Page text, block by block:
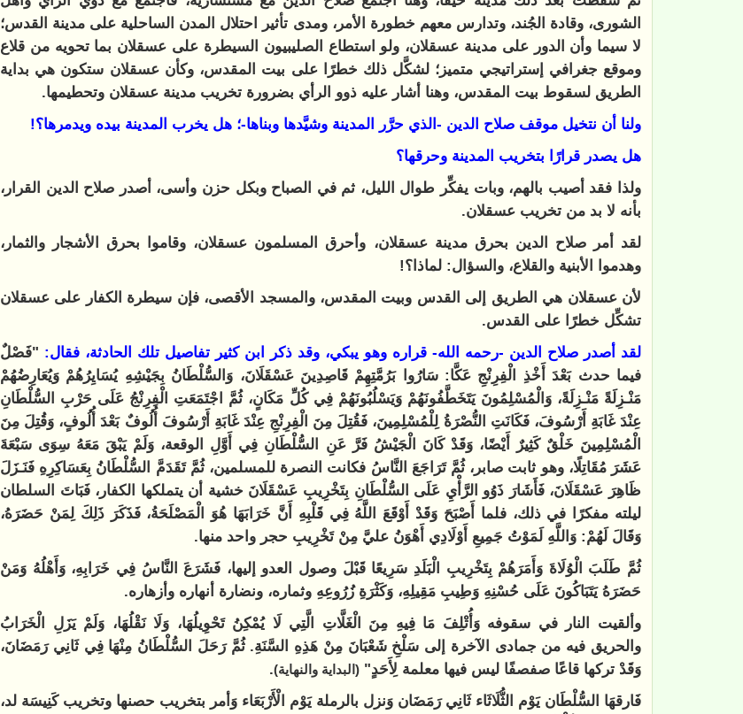
الشورى، وقادة الجُند، وتدارس معهم خطورة الأمر، ومدى تأثير احتلال المدن الساحلية على مدينة القدس؛
لا سيما وأن الدور على مدينة عسقلان، ولو استطاع الصليبيون السيطرة على عسقلان بما تحويه من قلاع
وموقع جغرافي إستراتيجي متميز؛ لشكَّل ذلك خطرًا على بيت المقدس، وكأن عسقلان ستكون هي بداية
الطريق لسقوط بيت المقدس، وهنا أشار عليه ذوو الرأي بضرورة تخريب مدينة عسقلان وتحطيمها.
ولنا أن نتخيل موقف صلاح الدين -الذي حرَّر المدينة وشيَّدها وبناها-؛ هل يخرب المدينة بيده ويدمرها؟!
هل يصدر قرارًا بتخريب المدينة وحرقها؟
ولذا فقد أصيب بالهم، وبات يفكِّر طوال الليل، ثم في الصباح وبكل حزن وأسى، أصدر صلاح الدين القرار،
بأنه لا بد من تخريب عسقلان.
لقد أمر صلاح الدين بحرق مدينة عسقلان، وأحرق المسلمون عسقلان، وقاموا بحرق الأشجار والثمار،
وهدموا الأبنية والقلاع، والسؤال: لماذا؟!
لأن عسقلان هي الطريق إلى القدس وبيت المقدس، والمسجد الأقصى، فإن سيطرة الكفار على عسقلان
تشكِّل خطرًا على القدس.
لقد أصدر صلاح الدين -رحمه الله- قراره وهو يبكي، وقد ذكر ابن كثير تفاصيل تلك الحادثة، فقال: "فَصْلٌ
فيما حدث بَعْدَ أَخْذِ الْفِرِنْجِ عَكَّا: سَارُوا بَرُمَّتِهِمْ قَاصِدِينَ عَسْقَلَانَ، وَالسُّلْطَانُ بِجَيْشِهِ يُسَايِرُهُمْ وَيُعَارِضُهُمْ
مَنْـزِلَةً مَنْـزِلَةً، وَالْمُسْلِمُونَ يَتَخَطَّفُونَهُمْ وَيَسْلُبُونَهُمْ فِي كُلِّ مَكَانٍ، ثُمَّ اجْتَمَعَتِ الْفِرِنْجُ عَلَى حَرْبِ السُّلْطَانِ
عِنْدَ غَابَةِ أَرْسُوفَ، فَكَانَتِ النُّصْرَةُ لِلْمُسْلِمِينَ، فَقُتِلَ مِنَ الْفِرِنْجِ عِنْدَ غَابَةِ أَرْسُوفَ أُلُوفٌ بَعْدَ أُلُوفٍ، وَقُتِلَ مِنَ
الْمُسْلِمِينَ خَلْقٌ كَثِيرٌ أَيْضًا، وَقَدْ كَانَ الْجَيْشُ فَرَّ عَنِ السُّلْطَانِ فِي أَوَّلِ الوقعة، وَلَمْ يَبْقَ مَعَهُ سِوَى سَبْعَةَ
عَشَرَ مُقَاتِلًا، وهو ثابت صابر، ثُمَّ تَرَاجَعَ النَّاسُ فكانت النصرة للمسلمين، ثُمَّ تَقَدَمَّ السُّلْطَانُ بِعَسَاكِرِهِ فَنَـزَلَ
ظَاهِرَ عَسْقَلَانَ، فَأَشَارَ ذَوُو الرَّأْيِ عَلَى السُّلْطَانِ بِتَخْرِيبِ عَسْقَلَانَ خشية أن يتملكها الكفار، فَبَاتَ السلطان
ليلته مفكرًا في ذلك، فلما أَصْبَحَ وَقَدْ أَوْقَعَ اللَّهُ فِي قَلْبِهِ أَنَّ خَرَابَهَا هُوَ الْمَصْلَحَةُ، فَذَكَرَ ذَلِكَ لِمَنْ حَضَرَهُ،
وَقَالَ لَهُمْ: وَاللَّهِ لَمَوْتُ جَمِيعِ أَوْلَادِي أَهْوَنُ عليَّ مِنْ تَخْرِيبِ حجر واحد منها.
ثُمَّ طَلَبَ الْوُلَاةَ وَأَمَرَهُمْ بِتَخْرِيبِ الْبَلَدِ سَرِيعًا قَبْلَ وصول العدو إليها، فَشَرَعَ النَّاسُ فِي خَرَابِهِ، وَأَهْلُهُ وَمَنْ
حَضَرَهُ يَتَبَاكُونَ عَلَى حُسْنِهِ وَطِيبِ مَقِيلِهِ، وَكَثْرَةِ زُرُوعِهِ وثماره، ونضارة أنهاره وأزهاره.
وألقيت النار في سقوفه وَأُتْلِفَ مَا فِيهِ مِنَ الْغَلَّاتِ الَّتِي لَا يُمْكِنُ تَحْوِيلُهَا، وَلَا نَقْلُهَا، وَلَمْ يَزَلِ الْخَرَابُ
والحريق فيه من جمادى الآخرة إلى سَلْخِ شَعْبَانَ مِنْ هَذِهِ السَّنَةِ. ثُمَّ رَحَلَ السُّلْطَانُ مِنْهَا فِي ثَانِي رَمَضَانَ،
وَقَدْ تركها قاعًا صفصفًا ليس فيها معلمة لِأَحَدٍ" (البداية والنهاية).
فَارقهَا السُّلْطَان يَوْم الثُّلَاثَاء ثَانِي رَمَضَان وَنزل بالرملة يَوْم الْأَرْبَعَاء وَأمر بتخريب حصنها وتخريب كَنِيسَة لد،